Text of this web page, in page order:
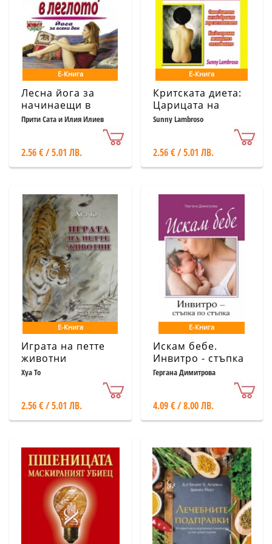
Е-Книга
Лесна йога за
начинаещи в
леглото
Прити Сата и Илия Илиев
2.56 € / 5.01 ЛВ.
Е-Книга
Критската диета:
Царицата на
диетите
Sunny Lambroso
2.56 € / 5.01 ЛВ.
Е-Книга
Играта на петте
животни
Хуа То
2.56 € / 5.01 ЛВ.
Е-Книга
Искам бебе.
Инвитро - стъпка
по стъпка
Гергана Димитрова
4.09 € / 8.00 ЛВ.